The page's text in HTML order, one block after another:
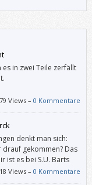
es in zwei Teile zerfällt
Views –0 Kommentare
denkt man sich:
gekommen? Das
ist es bei S.U. Barts
Die schreibt
der Bismarck-
Views –0 Kommentare